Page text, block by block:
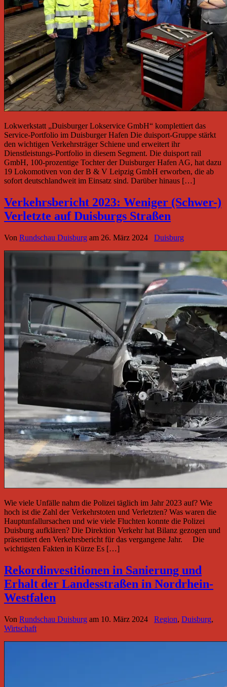
Lokwerkstatt „Duisburger Lokservice GmbH“ komplettiert das
Service-Portfolio im Duisburger Hafen Die duisport-Gruppe stärkt
den wichtigen Verkehrsträger Schiene und erweitert ihr
Dienstleistungs-Portfolio in diesem Segment. Die duisport rail
GmbH, 100-prozentige Tochter der Duisburger Hafen AG, hat dazu
19 Lokomotiven von der B & V Leipzig GmbH erworben, die ab
sofort deutschlandweit im Einsatz sind. Darüber hinaus […]
Verkehrsbericht 2023: Weniger (Schwer-)
Verletzte auf Duisburgs Straßen
Von Rundschau Duisburg am 26. März 2024 Duisburg
Wie viele Unfälle nahm die Polizei täglich im Jahr 2023 auf? Wie
hoch ist die Zahl der Verkehrstoten und Verletzten? Was waren die
Hauptunfallursachen und wie viele Fluchten konnte die Polizei
Duisburg aufklären? Die Direktion Verkehr hat Bilanz gezogen und
präsentiert den Verkehrsbericht für das vergangene Jahr. Die
wichtigsten Fakten in Kürze Es […]
Rekordinvestitionen in Sanierung und
Erhalt der Landesstraßen in Nordrhein-
Westfalen
Von Rundschau Duisburg am 10. März 2024 Region, Duisburg,
Wirtschaft